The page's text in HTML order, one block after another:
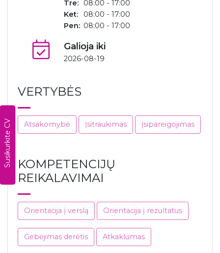
Susikurkite CV
Tre:
08:00 - 17:00
Ket:
08:00 - 17:00
Pen: 08:00 - 17:00
Galioja iki
2026-08-19
VERTYBĖS
Atsakomybė Įsitraukimas Įsipareigojimas
KOMPETENCIJŲ
REIKALAVIMAI
Orientacija į verslą Orientacija į rezultatus
Gebėjimas derėtis Atkaklumas